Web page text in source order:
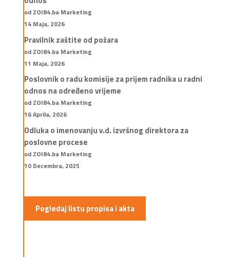
od ZOI84.ba Marketing
14 Maja, 2026
Pravilnik zaštite od požara
od ZOI84.ba Marketing
11 Maja, 2026
Poslovnik o radu komisije za prijem radnika u radni
odnos na određeno vrijeme
od ZOI84.ba Marketing
16 Aprila, 2026
Odluka o imenovanju v.d. izvršnog direktora za
poslovne procese
od ZOI84.ba Marketing
10 Decembra, 2025
Pogledaj listu propisa i akta